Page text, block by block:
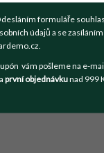
formuláře
údajů a se
vám pošleme na e-
první objednávkunad 999